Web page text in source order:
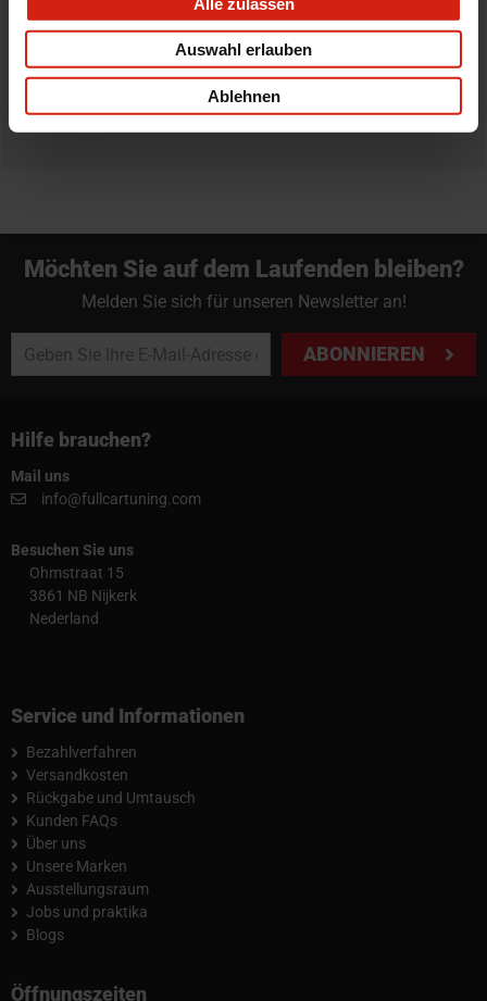
Auswahl erlauben
Ablehnen
Du hast immer eine 14-tägige Rückgabefrist um deine
Bestellung zurück zu geben.
Professioneller Rat nötig?
Starte einen Livechat oder sende eine Email an
info@fullcartuning.de
Möchten Sie auf dem Laufenden bleiben?
Melden Sie sich für unseren Newsletter an!
ABONNIEREN
Hilfe brauchen?
Mail uns
info@fullcartuning.com
Besuchen Sie uns
Ohmstraat 15
3861 NB Nijkerk
Nederland
Service und Informationen
Bezahlverfahren
Versandkosten
Rückgabe und Umtausch
Kunden FAQs
Über uns
Unsere Marken
Ausstellungsraum
Jobs und praktika
Blogs
Öffnungszeiten